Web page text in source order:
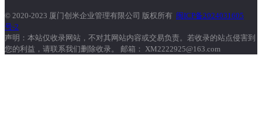
© 2020-2023 厦门创米企业管理有限公司 版权所有 闽ICP备2024031605
号-2
声明：本站仅收录网站，不对其网站内容或交易负责。若收录的站点侵害到
您的利益，请联系我们删除收录。 邮箱： XM2222925@163.com